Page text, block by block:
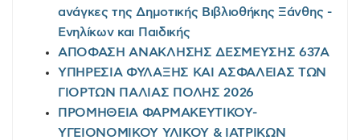
ανάγκες της Δημοτικής Βιβλιοθήκης Ξάνθης -
Ενηλίκων και Παιδικής
ΑΠΟΦΑΣΗ ΑΝΑΚΛΗΣΗΣ ΔΕΣΜΕΥΣΗΣ 637Α
ΥΠΗΡΕΣΙΑ ΦΥΛΑΞΗΣ ΚΑΙ ΑΣΦΑΛΕΙΑΣ ΤΩΝ
ΓΙΟΡΤΩΝ ΠΑΛΙΑΣ ΠΟΛΗΣ 2026
ΠΡΟΜΗΘΕΙΑ ΦΑΡΜΑΚΕΥΤΙΚΟΥ-
ΥΓΕΙΟΝΟΜΙΚΟΥ ΥΛΙΚΟΥ & ΙΑΤΡΙΚΩΝ